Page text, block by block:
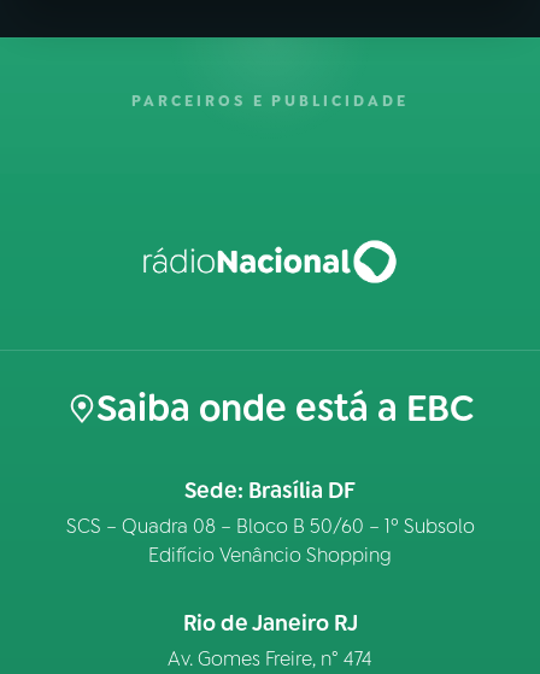
PARCEIROS E PUBLICIDADE
Saiba onde está a EBC
Sede: Brasília DF
SCS – Quadra 08 – Bloco B 50/60 – 1º Subsolo
Edifício Venâncio Shopping
Rio de Janeiro RJ
Av. Gomes Freire, n° 474